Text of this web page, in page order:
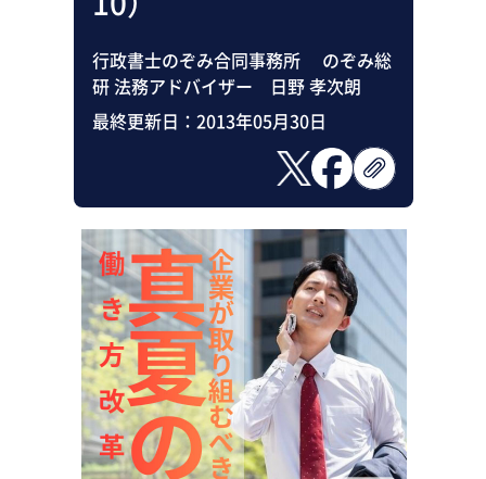
行政書士のぞみ合同事務所 のぞみ総
研 法務アドバイザー 日野 孝次朗
最終更新日： 2013年05月30日